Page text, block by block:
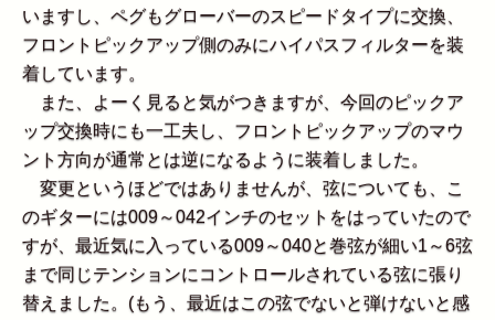
いますし、ペグもグローバーのスピードタイプに交換、
フロントピックアップ側のみにハイパスフィルターを装
着しています。
また、よーく見ると気がつきますが、今回のピックア
ップ交換時にも一工夫し、フロントピックアップのマウ
ント方向が通常とは逆になるように装着しました。
変更というほどではありませんが、弦についても、こ
のギターには009～042インチのセットをはっていたので
すが、最近気に入っている009～040と巻弦が細い1～6弦
まで同じテンションにコントロールされている弦に張り
替えました。(もう、最近はこの弦でないと弾けないと感